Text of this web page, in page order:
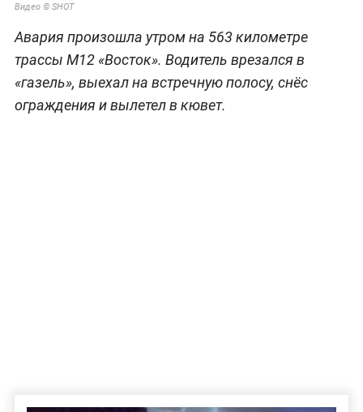
Видео © SHOT
Авария произошла утром на 563 километре
трассы М12 «Восток». Водитель врезался в
«газель», выехал на встречную полосу, снёс
ограждения и вылетел в кювет.